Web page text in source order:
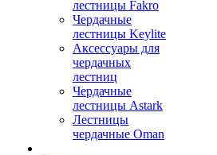
лестницы Fakro
Чердачные
лестницы Keylite
Аксессуары для
чердачных
лестниц
Чердачные
лестницы Astark
Лестницы
чердачные Oman